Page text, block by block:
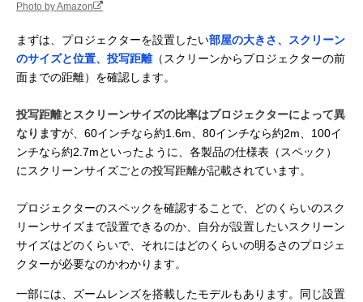
Photo by Amazon
まずは、プロジェクターを設置したい部屋の大きさ、スクリーン
のサイズと位置、投写距離（スクリーンからプロジェクターの前
面までの距離）を確認します。
投写距離とスクリーンサイズの比率はプロジェクターによって異
なりますが、60インチなら約1.6m、80インチなら約2m、100イ
ンチなら約2.7mといったように、各製品の仕様表（スペック）
にスクリーンサイズごとの投写距離が記載されています。
プロジェクターのスペックを確認することで、どのくらいのスク
リーンサイズまで設置できるのか、自分が設置したいスクリーン
サイズはどのくらいで、それにはどのくらいの明るさのプロジェ
クターが必要なのかわかります。
一部には、ズームレンズを搭載したモデルもあります。同じ設置